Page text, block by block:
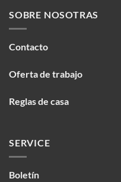
SOBRE NOSOTRAS
Contacto
Oferta de trabajo
Reglas de casa
SERVICE
Boletín